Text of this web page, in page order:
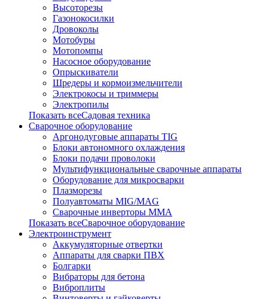
Высоторезы
Газонокосилки
Дровоколы
Мотобуры
Мотопомпы
Насосное оборудование
Опрыскиватели
Шредеры и кормоизмельчители
Электрокосы и триммеры
Электропилы
Показать всеСадовая техника
Сварочное оборудование
Аргонодуговые аппараты TIG
Блоки автономного охлаждения
Блоки подачи проволоки
Мультифункциональные сварочные аппараты
Оборудование для микросварки
Плазморезы
Полуавтоматы MIG/MAG
Сварочные инверторы ММА
Показать всеСварочное оборудование
Электроинструмент
Аккумуляторные отвертки
Аппараты для сварки ПВХ
Болгарки
Вибраторы для бетона
Виброплиты